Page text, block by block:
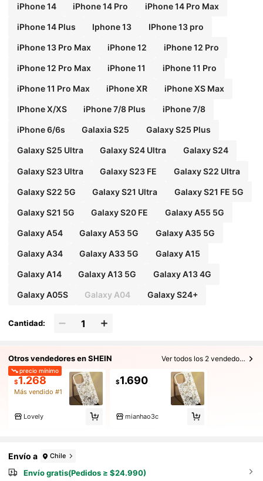
iPhone 14 iPhone 14 Pro iPhone 14 Pro Max
iPhone 14 Plus Iphone 13 IPhone 13 pro
iPhone 13 Pro Max iPhone 12 iPhone 12 Pro
iPhone 12 Pro Max iPhone 11 iPhone 11 Pro
iPhone 11 Pro Max iPhone XR iPhone XS Max
IPhone X/XS iPhone 7/8 Plus iPhone 7/8
iPhone 6/6s Galaxia S25 Galaxy S25 Plus
Galaxy S25 Ultra Galaxy S24 Ultra Galaxy S24
Galaxy S23 Ultra Galaxy S23 FE Galaxy S22 Ultra
Galaxy S22 5G Galaxy S21 Ultra Galaxy S21 FE 5G
Galaxy S21 5G Galaxy S20 FE Galaxy A55 5G
Galaxy A54 Galaxy A53 5G Galaxy A35 5G
Galaxy A34 Galaxy A33 5G Galaxy A15
Galaxy A14 Galaxy A13 5G Galaxy A13 4G
Galaxy A05S Galaxy A04 Galaxy S24+
Cantidad:
Otros vendedores en SHEIN Ver todos los 2 vendedores
precio mínimo
$1.268
Más vendido #1
Lovely
$1.690
mianhao3c
Envío a Chile
Envío gratis(Pedidos ≥ $24.990)